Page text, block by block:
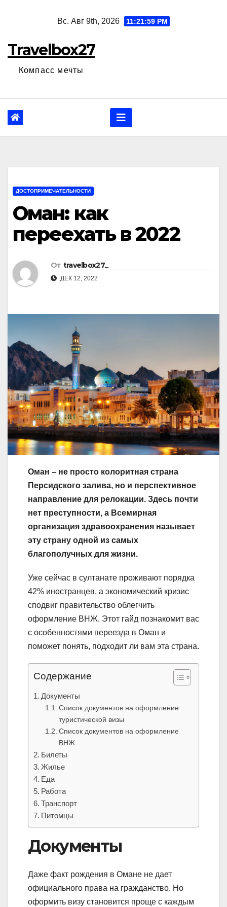
Вс. Авг 9th, 2026 11:22:00 PM
Travelbox27
Компасс мечты
ДОСТОПРИМЕЧАТЕЛЬНОСТИ
Оман: как
переехать в 2022
От travelbox27_
ДЕК 12, 2022
Оман – не просто колоритная страна
Персидского залива, но и перспективное
направление для релокации. Здесь почти
нет преступности, а Всемирная
организация здравоохранения называет
эту страну одной из самых
благополучных для жизни.
Уже сейчас в султанате проживают порядка
42% иностранцев, а экономический кризис
сподвиг правительство облегчить
оформление ВНЖ. Этот гайд познакомит вас
с особенностями переезда в Оман и
поможет понять, подходит ли вам эта страна.
Содержание
Документы
Список документов на оформление
туристической визы
Список документов на оформление
ВНЖ
Билеты
Жилье
Еда
Работа
Транспорт
Питомцы
Документы
Даже факт рождения в Омане не дает
официального права на гражданство. Но
оформить визу становится проще с каждым